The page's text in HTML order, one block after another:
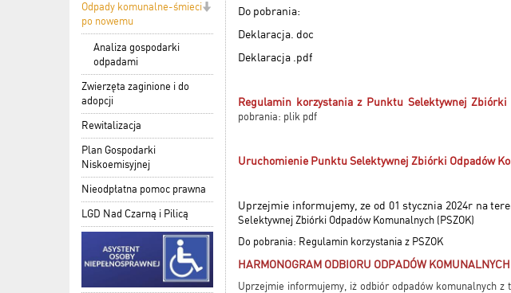
Odpady komunalne-śmieci
po nowemu
Analiza gospodarki
odpadami
Zwierzęta zaginione i do
adopcji
Rewitalizacja
Plan Gospodarki
Niskoemisyjnej
Nieodpłatna pomoc prawna
LGD Nad Czarną i Pilicą
Do pobrania:
Deklaracja. doc
Deklaracja .pdf
Regulamin korzystania z Punktu Selektywnej
pobrania: plik pdf
Uruchomienie Punktu Selektywnej Zbiórki Odpadów
Uprzejmie informujemy, ze od 01 stycznia 2024r na
Selektywnej Zbiórki Odpadów Komunalnych (PSZOK)
Do pobrania: Regulamin korzystania z PSZOK
HARMONOGRAM ODBIORU ODPADÓW
Uprzejmie informujemy, iż odbiór odpadów komunalnych z